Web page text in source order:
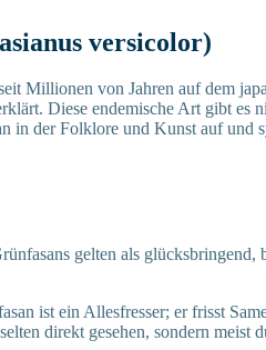
versicolor)
Millionen von Jahren auf dem
Diese endemische Art gibt es
in der Folklore und Kunst auf und
gelten als glücksbringend,
ist ein Allesfresser; er frisst
direkt gesehen, sondern meist